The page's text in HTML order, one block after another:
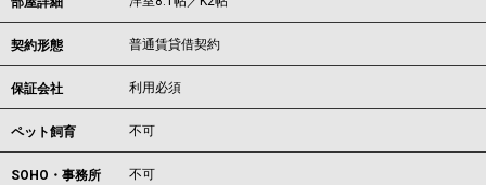
契約形態 普通賃貸借契約
保証会社 利用必須
ペット飼育 不可
SOHO・事務所 不可